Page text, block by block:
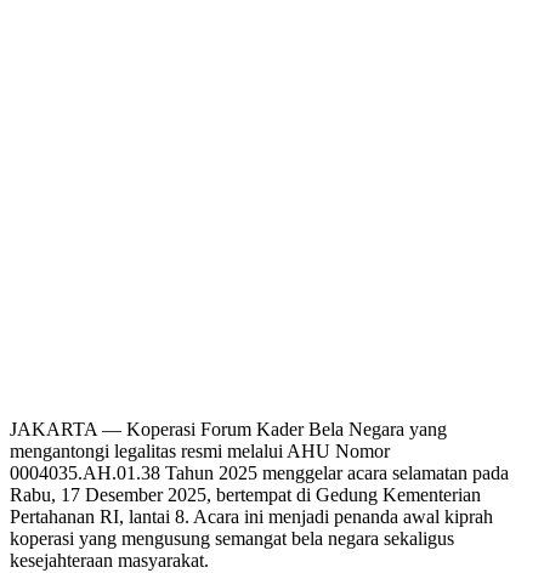
JAKARTA — Koperasi Forum Kader Bela Negara yang
mengantongi legalitas resmi melalui AHU Nomor
0004035.AH.01.38 Tahun 2025 menggelar acara selamatan pada
Rabu, 17 Desember 2025, bertempat di Gedung Kementerian
Pertahanan RI, lantai 8. Acara ini menjadi penanda awal kiprah
koperasi yang mengusung semangat bela negara sekaligus
kesejahteraan masyarakat.